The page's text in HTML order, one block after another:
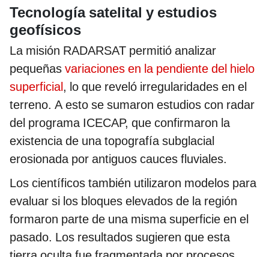
Tecnología satelital y estudios
geofísicos
La misión RADARSAT permitió analizar
pequeñas variaciones en la pendiente del hielo
superficial, lo que reveló irregularidades en el
terreno. A esto se sumaron estudios con radar
del programa ICECAP, que confirmaron la
existencia de una topografía subglacial
erosionada por antiguos cauces fluviales.
Los científicos también utilizaron modelos para
evaluar si los bloques elevados de la región
formaron parte de una misma superficie en el
pasado. Los resultados sugieren que esta